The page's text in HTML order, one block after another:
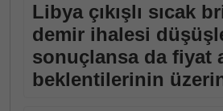
Libya çıkışlı sıcak
demir ihalesi
sonuçlansa da fiyat
beklentilerinin